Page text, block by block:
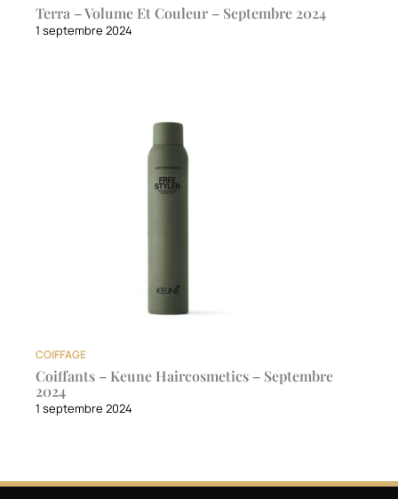
Terra – Volume Et Couleur – Septembre 2024
1 septembre 2024
COIFFAGE
Coiffants – Keune Haircosmetics – Septembre
2024
1 septembre 2024